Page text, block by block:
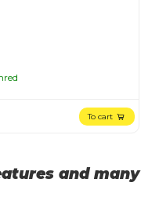
To cart
and many